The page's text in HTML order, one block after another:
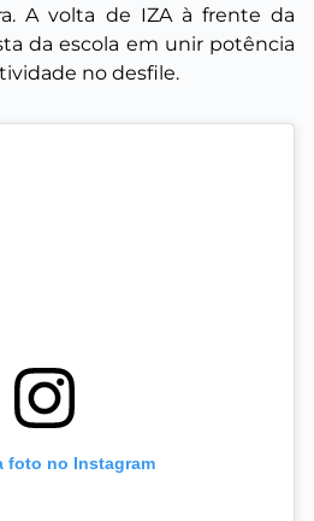
A volta de IZA à frente da
da escola em unir potência
no desfile.
foto no Instagram